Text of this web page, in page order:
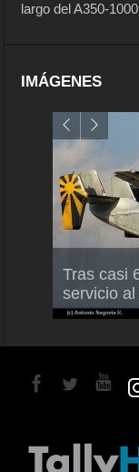
largo del A350-
IMÁGENES
Tras casi
servicio